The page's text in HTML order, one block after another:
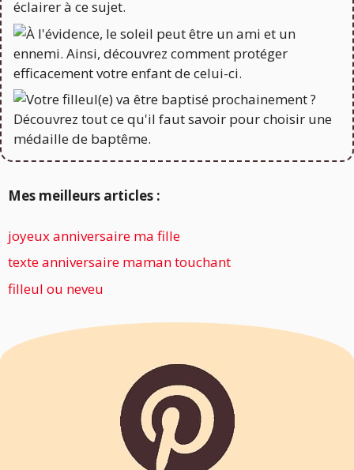
Mes meilleurs articles :
joyeux anniversaire ma fille
texte anniversaire maman touchant
filleul ou neveu